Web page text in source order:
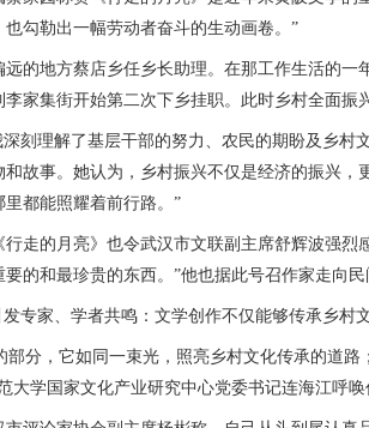
勾勒出一幅劳动者奋斗的生动画卷。”
地方蔡店乡任乡长助理。在那工作生活的一
家集街开始第二次下乡挂职。此时乡村全面振
刻理解了基层干部的努力、农民的期盼及乡村
故事。她认为，乡村振兴不仅是经济的振兴
都能照耀着前行路。”
的月亮》也令武汉市文联副主席舒辉波强烈
的和最珍贵的东西。”他也据此号召作家走向
家、学者共鸣：文学创作不仅能够传承乡村
分，它如同一束光，照亮乡村文化传承的道路
大学国家文化产业研究中心党委书记连海江呼